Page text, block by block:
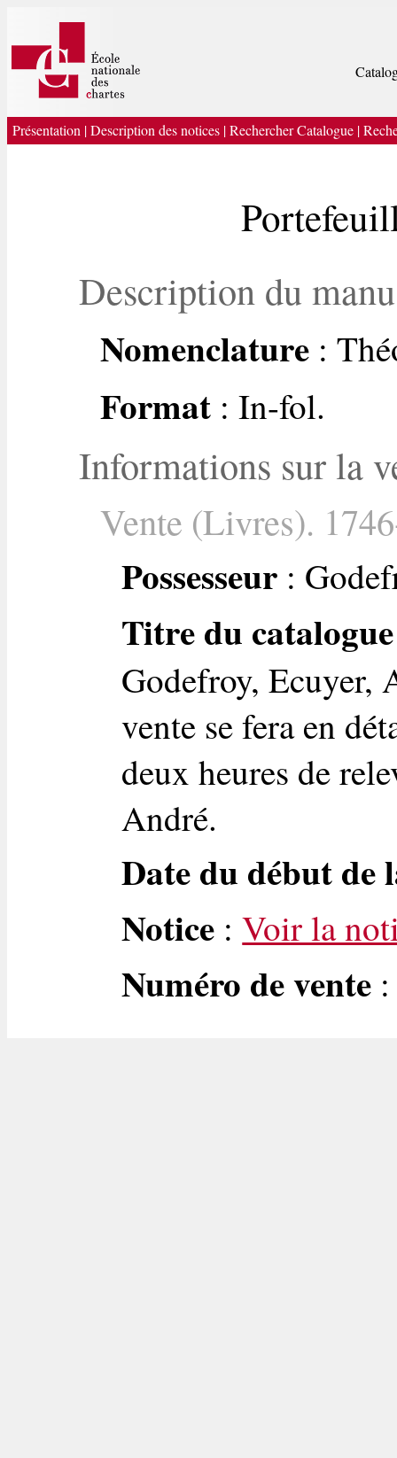
Présentation |Description des notices |Rechercher Catalogue |
Description du
Nomenclature:
Format: In-fol.
Informations sur la
Vente (Livres).
Possesseur :
Titre du catalogue
Godefroy, Ecuyer,
vente se fera en
deux heures de
André.
Date du début de
Notice :Voir la
Numéro de vente